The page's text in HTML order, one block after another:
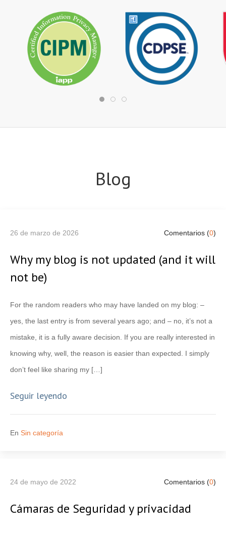
Blog
26 de marzo de 2026 Comentarios (0)
Why my blog is not updated (and it will
not be)
For the random readers who may have landed on my blog: –
yes, the last entry is from several years ago; and – no, it’s not a
mistake, it is a fully aware decision. If you are really interested in
knowing why, well, the reason is easier than expected. I simply
don’t feel like sharing my […]
Seguir leyendo
En Sin categoría
24 de mayo de 2022 Comentarios (0)
Cámaras de Seguridad y privacidad